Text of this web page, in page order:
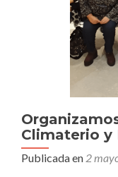
Climaterio y
Publicada en 2